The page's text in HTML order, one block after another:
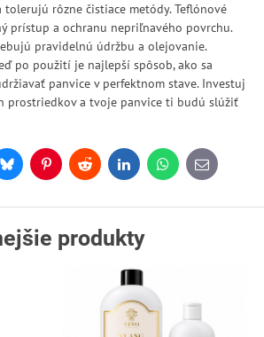
rôzne čistiace metódy. Teflónové
prístup a ochranu nepriľnavého povrchu.
pravidelnú údržbu a olejovanie.
po použití je najlepší spôsob, ako sa
panvice v perfektnom stave. Investuj
prostriedkov a tvoje panvice ti budú slúžiť
BlueskyPinterestReddit LinkedInWhatsApp
E-
mail
produkty